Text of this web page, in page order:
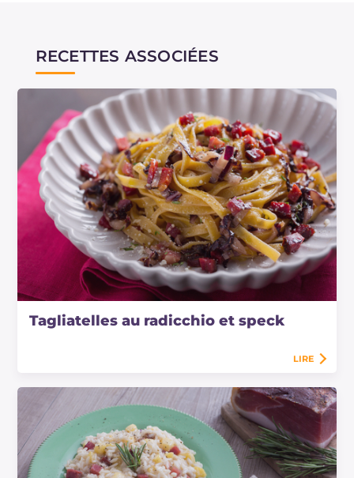
RECETTES ASSOCIÉES
Tagliatelles au radicchio et speck
LIRE